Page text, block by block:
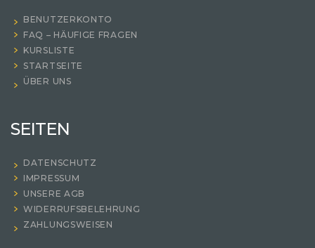
BENUTZERKONTO
FAQ – HÄUFIGE FRAGEN
KURSLISTE
STARTSEITE
ÜBER UNS
SEITEN
DATENSCHUTZ
IMPRESSUM
UNSERE AGB
WIDERRUFSBELEHRUNG
ZAHLUNGSWEISEN